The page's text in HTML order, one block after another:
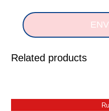
Related products